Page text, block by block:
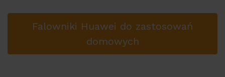
Falowniki Huawei do zastosowań
domowych